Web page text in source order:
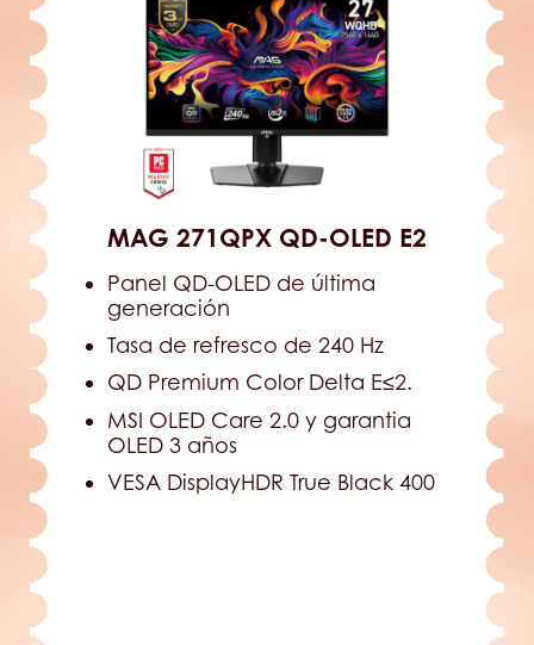
MAG 271QPX QD-OLED E2
Panel QD-OLED de última
generación
Tasa de refresco de 240 Hz
QD Premium Color Delta E≤2.
MSI OLED Care 2.0 y garantia
OLED 3 años
VESA DisplayHDR True Black 400